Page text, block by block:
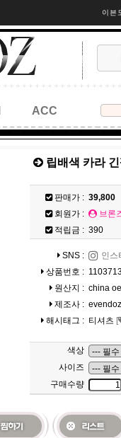
이븐
ACC
립배색 카라
판매가 : 39,800
회원가 :
브론
적립금 : 390
SNS :
인스
상품번호 :
원산지 : china
제조사 : evendoz
해시태그 : 티셔츠 [
색상
사이즈
구매수량